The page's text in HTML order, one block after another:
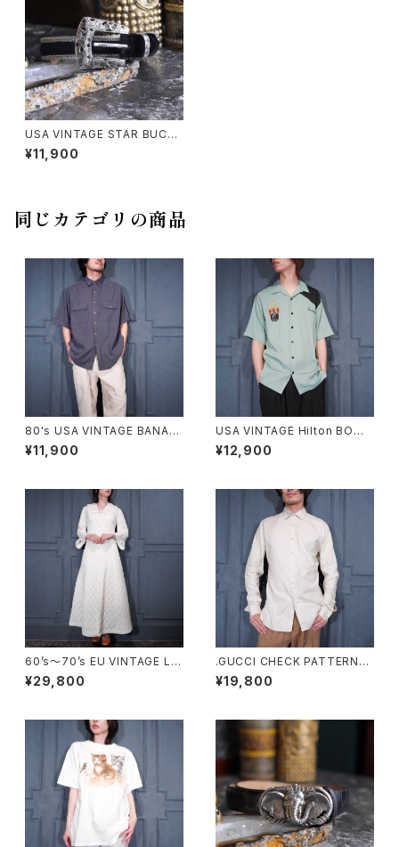
USA VINTAGE STAR BUCKL
E BACK SKIN METAL BELT/
アメリカ古着スターバックルハラ
¥11,900
同じカテゴリの商品
80's USA VINTAGE BANAN
A REPUBLIC WOVEN DESIG
N HALF SLEEVE SHIRT/80
¥11,900
USA VINTAGE Hilton BOWL
INGPETRO OPEN COLLAR
EMBROIDERY DESIGN HAL
ラー刺繍デザイン半袖ボーリン
¥12,900
60’s〜70’s EU VINTAGE LA
CE DESIGN NIGHTY DRESS
QUILTING COAT/60年代〜7
¥29,800
.GUCCI CHECK PATTERNE
D DRESS SHIRT/グッチチェッ
ク柄ドレスシャツ200000007
¥19,800